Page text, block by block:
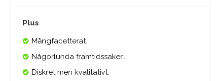
Plus
Mångfacetterat.
Någorlunda framtidssäker...
Diskret men kvalitativt.